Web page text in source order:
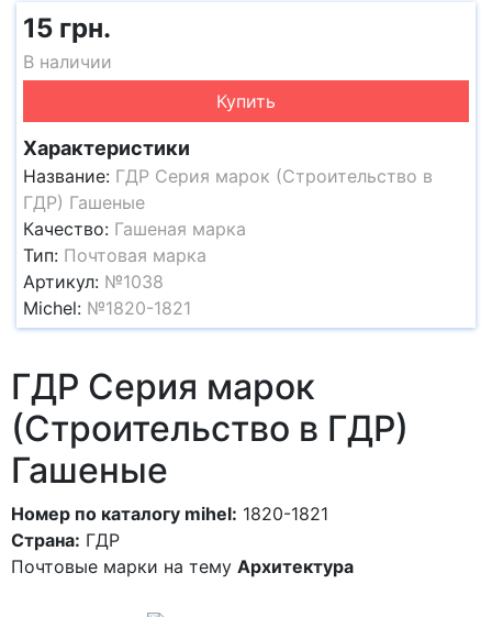
15 грн.
В наличии
Купить
Характеристики
Название: ГДР Серия марок (Строительство в
ГДР) Гашеные
Качество: Гашеная марка
Тип: Почтовая марка
Артикул: №1038
Michel: №1820-1821
ГДР Серия марок
(Строительство в ГДР)
Гашеные
Номер по каталогу mihel: 1820-1821
Страна: ГДР
Почтовые марки на тему Архитектура